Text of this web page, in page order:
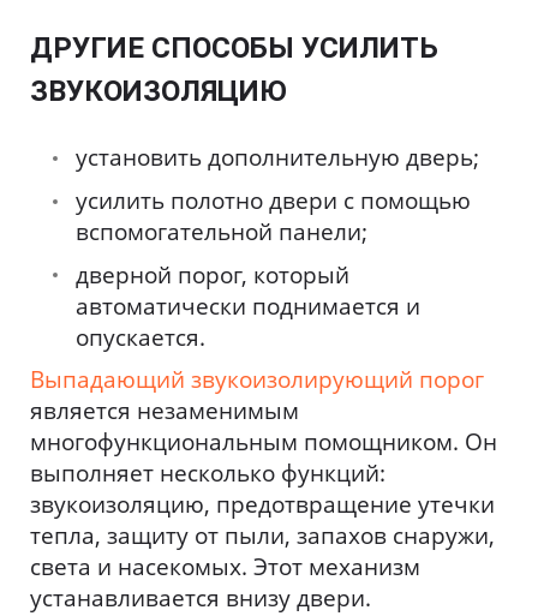
ДРУГИЕ СПОСОБЫ УСИЛИТЬ
ЗВУКОИЗОЛЯЦИЮ
установить дополнительную дверь;
усилить полотно двери с помощью
вспомогательной панели;
дверной порог, который
автоматически поднимается и
опускается.
Выпадающий звукоизолирующий порог
является незаменимым
многофункциональным помощником. Он
выполняет несколько функций:
звукоизоляцию, предотвращение утечки
тепла, защиту от пыли, запахов снаружи,
света и насекомых. Этот механизм
устанавливается внизу двери.